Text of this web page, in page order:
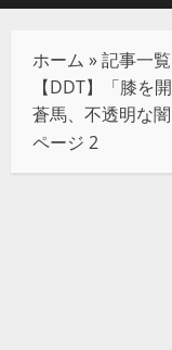
ホーム »記事一覧
【DDT】「膝
蒼馬、不透明な
ページ 2